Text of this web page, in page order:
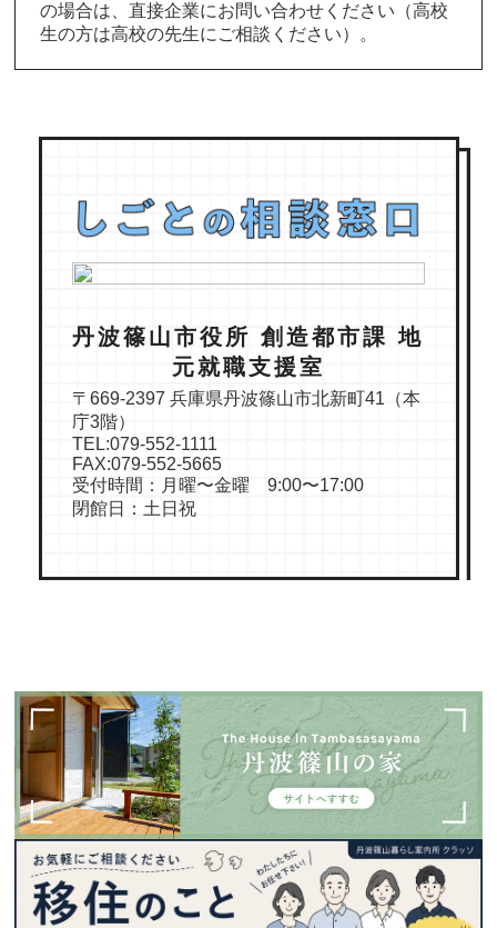
の場合は、直接企業にお問い合わせください（高校
生の方は高校の先生にご相談ください）。
丹波篠山市役所 創造都市課 地
元就職支援室
〒669-2397 兵庫県丹波篠山市北新町41（本
庁3階）
TEL:079-552-1111
FAX:079-552-5665
受付時間：月曜〜金曜 9:00〜17:00
閉館日：土日祝